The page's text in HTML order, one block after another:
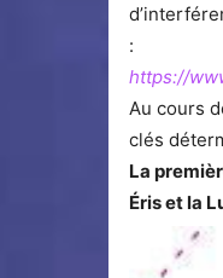
:
https://
Au cours
clés
La
Éris et la